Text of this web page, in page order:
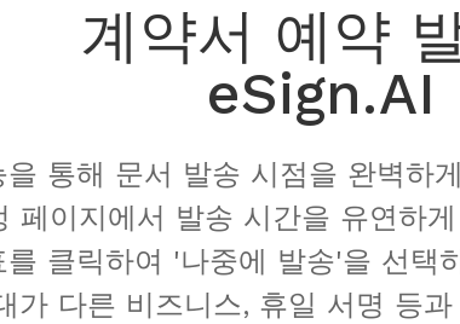
계약서 예약
eSign.AI
페이지에서 발송 시간을 유연하
클릭하여 '나중에 발송'을 선택
가 다른 비즈니스, 휴일 서명 등